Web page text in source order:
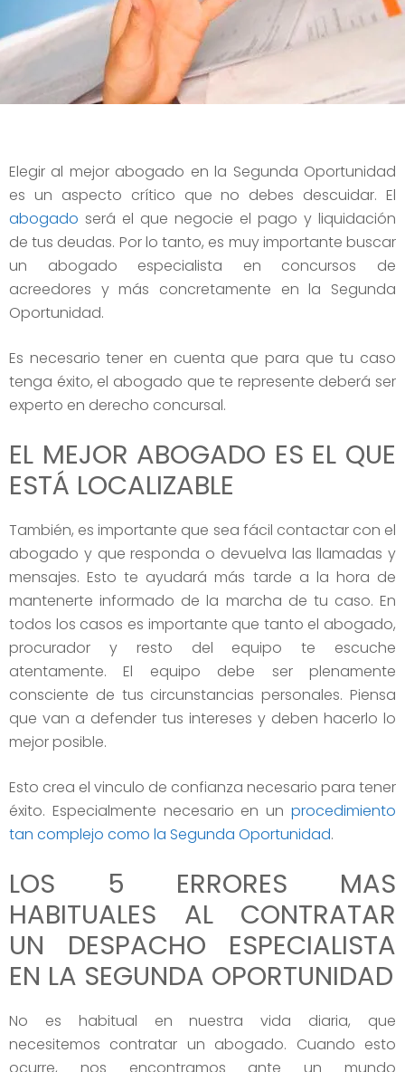
Elegir al mejor abogado en la Segunda Oportunidad
es un aspecto crítico que no debes descuidar. El
abogado será el que negocie el pago y liquidación
de tus deudas. Por lo tanto, es muy importante buscar
un abogado especialista en concursos de
acreedores y más concretamente en la Segunda
Oportunidad.
Es necesario tener en cuenta que para que tu caso
tenga éxito, el abogado que te represente deberá ser
experto en derecho concursal.
EL MEJOR ABOGADO ES EL QUE
ESTÁ LOCALIZABLE
También, es importante que sea fácil contactar con el
abogado y que responda o devuelva las llamadas y
mensajes. Esto te ayudará más tarde a la hora de
mantenerte informado de la marcha de tu caso. En
todos los casos es importante que tanto el abogado,
procurador y resto del equipo te escuche
atentamente. El equipo debe ser plenamente
consciente de tus circunstancias personales. Piensa
que van a defender tus intereses y deben hacerlo lo
mejor posible.
Esto crea el vinculo de confianza necesario para tener
éxito. Especialmente necesario en un procedimiento
tan complejo como la Segunda Oportunidad.
LOS 5 ERRORES MAS
HABITUALES AL CONTRATAR
UN DESPACHO ESPECIALISTA
EN LA SEGUNDA OPORTUNIDAD
No es habitual en nuestra vida diaria, que
necesitemos contratar un abogado. Cuando esto